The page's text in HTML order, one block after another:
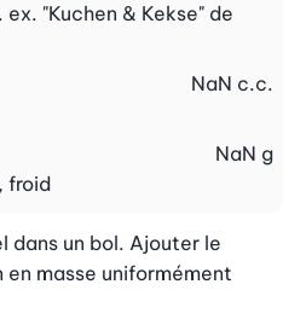
"Kuchen & Kekse" de
NaN c.c.
froid
NaN g
dans un bol. Ajouter le
masse uniformément